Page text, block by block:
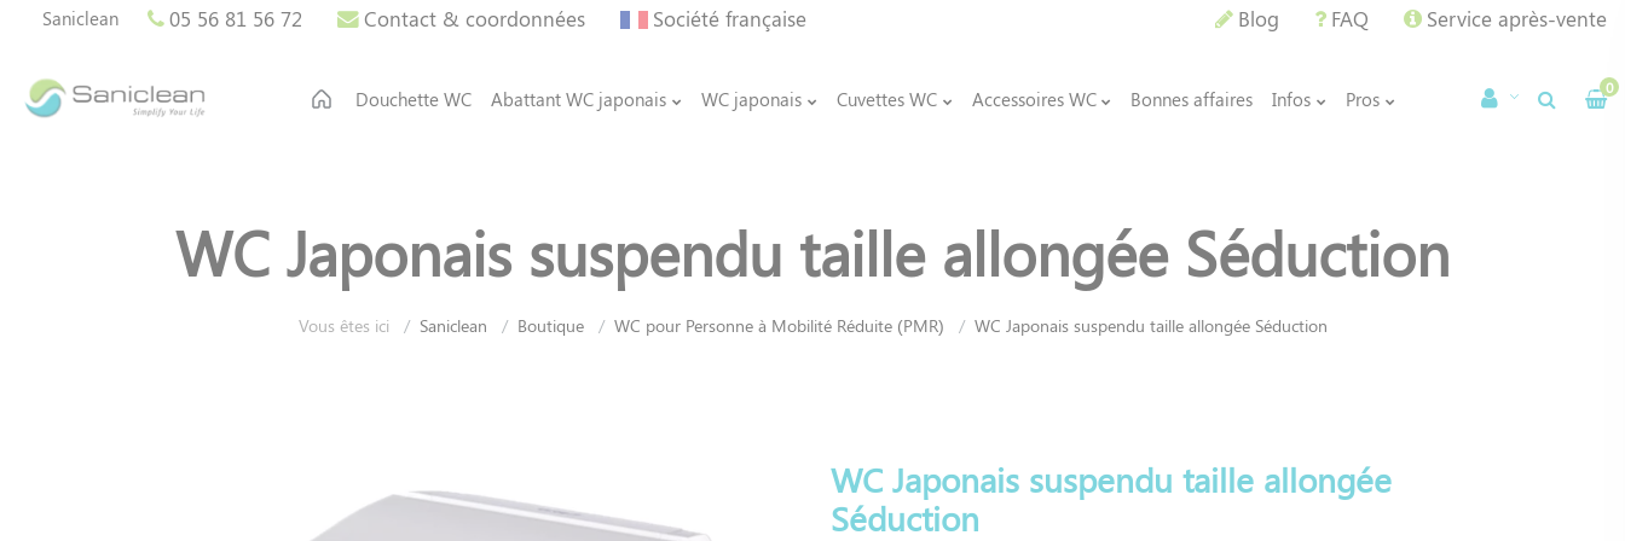
Saniclean 05 56 81 56 72 Contact & coordonnées Société française Blog FAQ Service après-vente
Douchette WC Abattant WC japonais WC japonais Cuvettes WC Accessoires WC Bonnes affaires Infos Pros 0
WC Japonais suspendu taille allongée Séduction
Vous êtes ici Saniclean Boutique WC pour Personne à Mobilité Réduite (PMR) WC Japonais suspendu taille allongée Séduction
WC Japonais suspendu taille allongée
Séduction
Panneau de gestion des cookies